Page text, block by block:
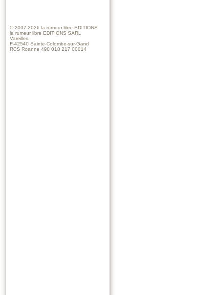
© 2007-2026 la rumeur libre EDITIONS
la rumeur libre EDITIONS SARL
Vareilles
F-42540 Sainte-Colombe-sur-Gand
RCS Roanne 498 018 217 00014